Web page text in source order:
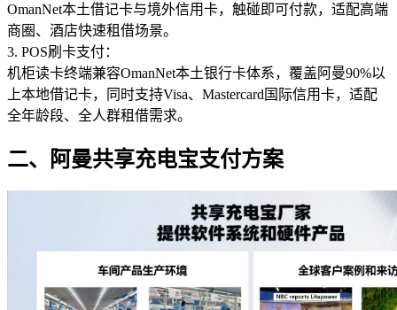
OmanNet本土借记卡与境外信用卡，触碰即可付款，适配高端
商圈、酒店快速租借场景。
3. POS刷卡支付：
机柜读卡终端兼容OmanNet本土银行卡体系，覆盖阿曼90%以
上本地借记卡，同时支持Visa、Mastercard国际信用卡，适配
全年龄段、全人群租借需求。
二、阿曼共享充电宝支付方案